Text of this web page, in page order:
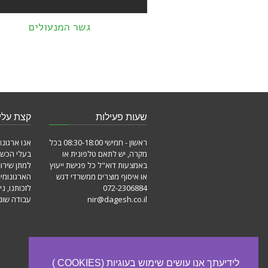
גשר המנעולים
שעות פעילות
ראשון - חמישי 08:30-18:00 בכל
מקרה, יש לתאם טלפונית או
באמצעות דוא"ל כל פגישת ייעוץ
או איסוף מוצרים ממשרדי דגש
072-2306884
nir@dagesh.co.il
קצת
אנו
בעלי
למתן
לזכותנו,
עבודה
לידיעתך אנו עושים שימוש בעוגיות (COOKIES )